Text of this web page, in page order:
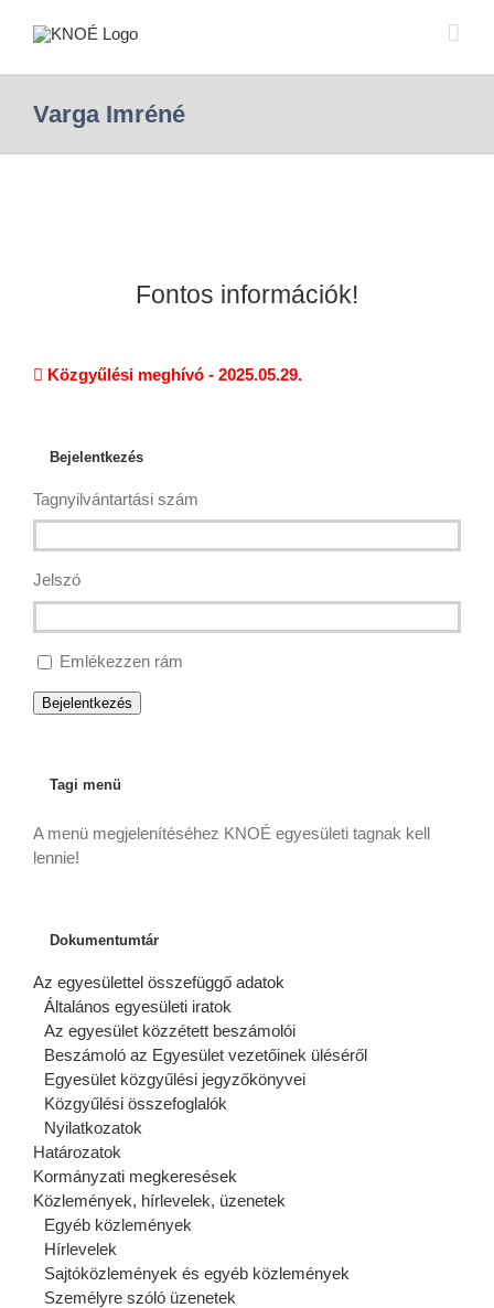
Varga Imréné
Fontos információk!
Közgyűlési meghívó - 2025.05.29.
Bejelentkezés
Tagnyilvántartási szám
Jelszó
Emlékezzen rám
Bejelentkezés
Tagi menü
A menü megjelenítéséhez KNOÉ egyesületi tagnak kell
lennie!
Dokumentumtár
Az egyesülettel összefüggő adatok
Általános egyesületi iratok
Az egyesület közzétett beszámolói
Beszámoló az Egyesület vezetőinek üléséről
Egyesület közgyűlési jegyzőkönyvei
Közgyűlési összefoglalók
Nyilatkozatok
Határozatok
Kormányzati megkeresések
Közlemények, hírlevelek, üzenetek
Egyéb közlemények
Hírlevelek
Sajtóközlemények és egyéb közlemények
Személyre szóló üzenetek